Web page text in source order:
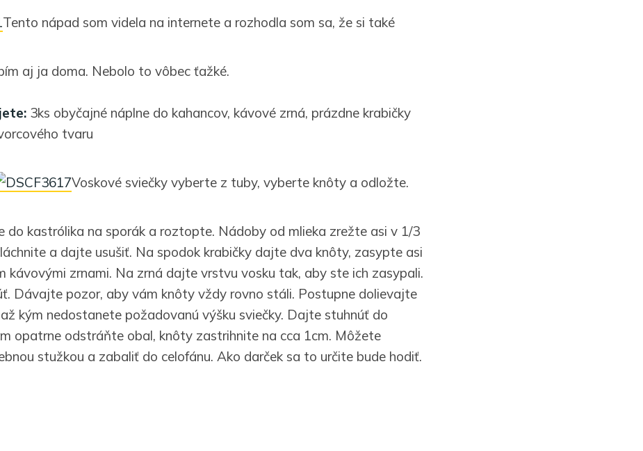
Tento nápad som videla na internete a rozhodla som sa, že si také
aj ja doma. Nebolo to vôbec ťažké.
3ks obyčajné náplne do kahancov, kávové zrná, prázdne krabičky
tvaru
Voskové sviečky vyberte z tuby, vyberte knôty a odložte.
do kastrólika na sporák a roztopte. Nádoby od mlieka zrežte asi v 1/3
a dajte usušiť. Na spodok krabičky dajte dva knôty, zasypte asi
kávovými zrnami. Na zrná dajte vrstvu vosku tak, aby ste ich zasypali.
Dávajte pozor, aby vám knôty vždy rovno stáli. Postupne dolievajte
kým nedostanete požadovanú výšku sviečky. Dajte stuhnúť do
opatrne odstráňte obal, knôty zastrihnite na cca 1cm. Môžete
stužkou a zabaliť do celofánu. Ako darček sa to určite bude hodiť.